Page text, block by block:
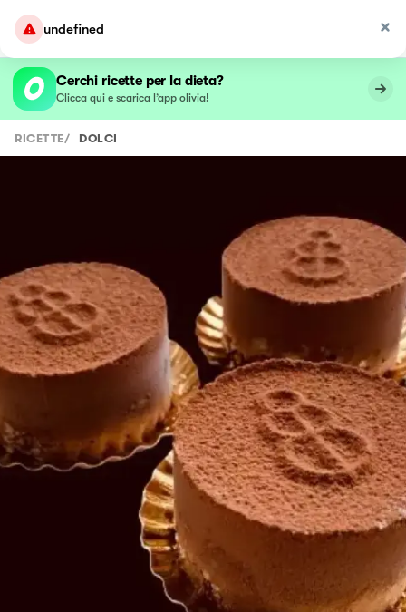
undefined
Cerchi ricette per la dieta?
Clicca qui e scarica l’app olivia!
RICETTE/ DOLCI